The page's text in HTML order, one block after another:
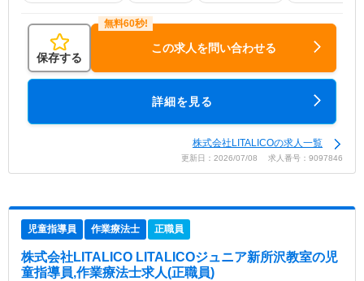
保存する
この求人を問い合わせる
詳細を見る
株式会社LITALICOの求人一覧
更新日：2026/07/08 求人番号：9097846
児童指導員 作業療法士 正職員
株式会社LITALICO LITALICOジュニア新所沢教室の児
童指導員,作業療法士求人(正職員)